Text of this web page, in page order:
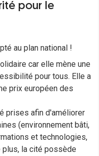
pour le
au plan national !
car elle mène une
pour tous. Elle a
prix européen des
prises afin d'améliorer
(environnement bâti,
et technologies,
plus, la cité possède